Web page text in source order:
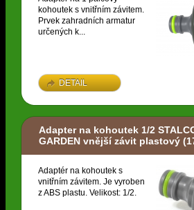
kohoutek s vnitřním závitem.
Prvek zahradních armatur
určených k...
DETAIL
Adapter na kohoutek 1/2
GARDEN vnější závit plastový
Adaptér na kohoutek s
vnitřním závitem. Je vyroben
z ABS plastu. Velikost: 1/2.